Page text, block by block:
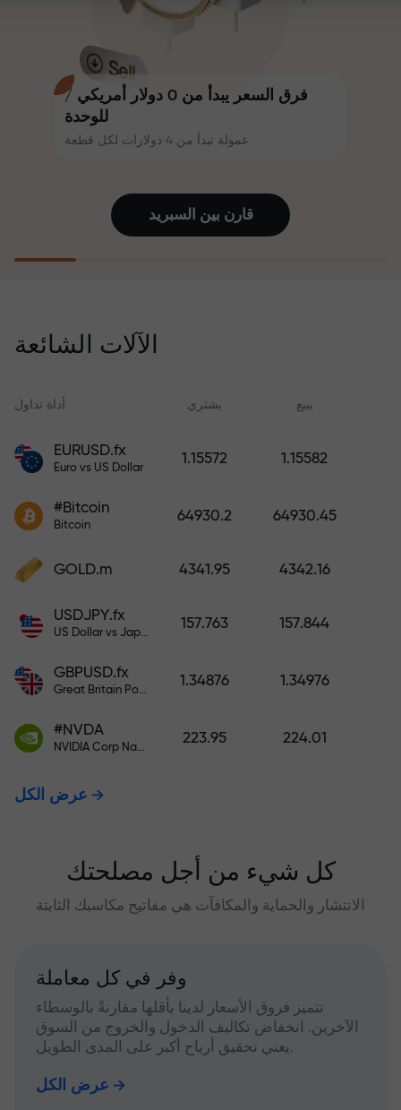
فرق السعر يبدأ من 0 دولار أمريكي /
للوحدة
عمولة تبدأ من 4 دولارات لكل قطعة
تتشارك سرعة المسار وسرعة التداول
نفس القيم. يُضفي أليش لوبرايس
عناصر الحماس والانضباط على عالم
التداول، ويعمل كشريك يُلهم العملاء
لتحقيق أهداف طموحة.
إنستا فوركس على هاتف آيفون أو ماك
بوك أو رحلة أحلامه بمجرد إيداعه مبلغًا
من المال.
خسائرك ويضمن لك مضاعفة أرباحك
ثلاث مرات خلال ستة أشهر. تداول
مطبعياً. كلما زاد مبلغ الإيداع، زادت
مكافأة تصل إلى 1000 ضعف - أكبر
قارن بين السبرید
الآلات الشائعة
أداة تداول يشتري يبيع
EURUSD.fx
Euro vs US Dollar
1.15572 1.15582
#Bitcoin
Bitcoin
64930.2 64930.45
GOLD.m 4341.95 4342.16
USDJPY.fx
US Dollar vs Japanese Yen
157.763 157.844
GBPUSD.fx
Great Britain Pound vs US Dollar
1.34876 1.34976
#NVDA
NVIDIA Corp Nasdaq Stock Exchange (Nasdaq) USD
223.95 224.01
عرض الكل
كل شيء من أجل مصلحتك
الانتشار والحماية والمكافآت هي مفاتيح مكاسبك الثابتة
وفر في كل معاملة
تتميز فروق الأسعار لدينا بأقلها مقارنةً بالوسطاء
الآخرين. انخفاض تكاليف الدخول والخروج من السوق
يعني تحقيق أرباح أكبر على المدى الطويل.
عرض الكل